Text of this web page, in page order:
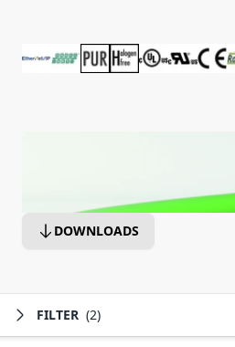
DOWNLOADS
FILTER (2)